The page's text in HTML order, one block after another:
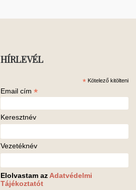
HÍRLEVÉL
* Kötelező kitölteni
Email cím *
Keresztnév
Vezetéknév
Elolvastam azAdatvédelmi
Tájékoztatót